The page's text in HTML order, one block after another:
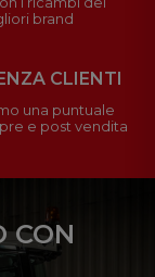
brand
CLIENTI
una puntuale
e post vendita
CON